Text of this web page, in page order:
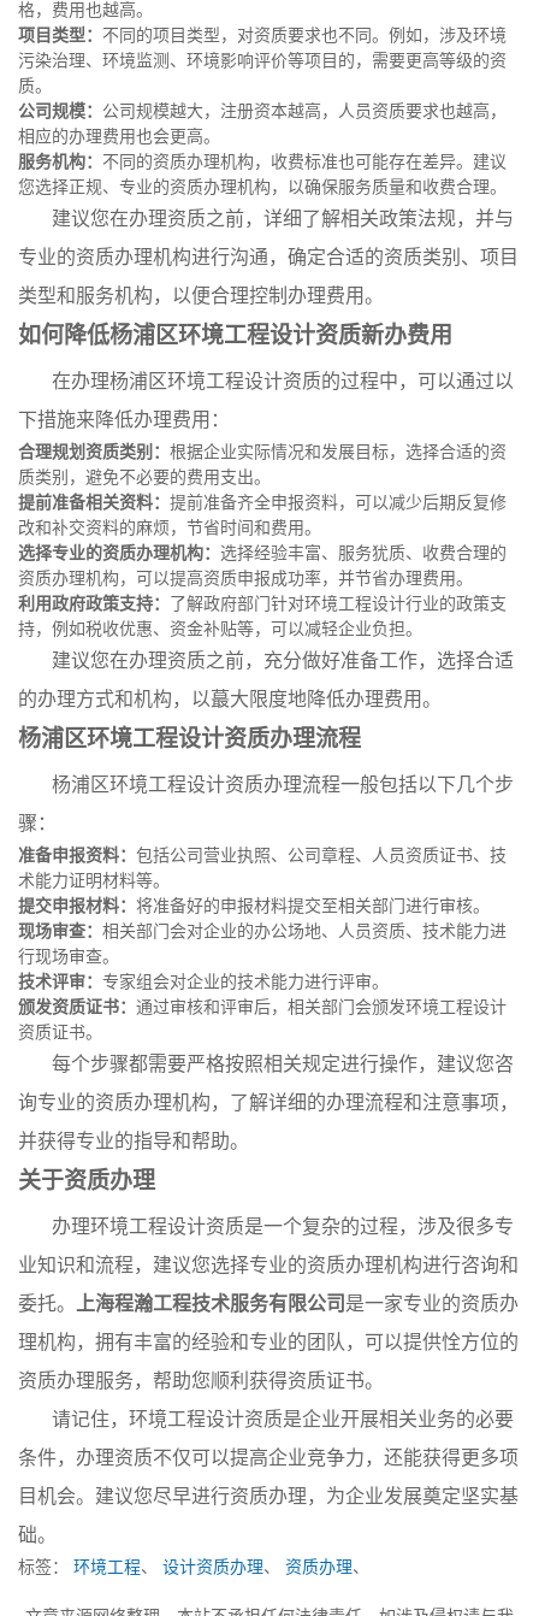
格，费用也越高。
项目类型： 不同的项目类型，对资质要求也不同。例如，涉及环境
污染治理、环境监测、环境影响评价等项目的，需要更高等级的资
质。
公司规模： 公司规模越大，注册资本越高，人员资质要求也越高，
相应的办理费用也会更高。
服务机构： 不同的资质办理机构，收费标准也可能存在差异。建议
您选择正规、专业的资质办理机构，以确保服务质量和收费合理。
建议您在办理资质之前，详细了解相关政策法规，并与
专业的资质办理机构进行沟通，确定合适的资质类别、项目
类型和服务机构，以便合理控制办理费用。
如何降低杨浦区环境工程设计资质新办费用
在办理杨浦区环境工程设计资质的过程中，可以通过以
下措施来降低办理费用：
合理规划资质类别： 根据企业实际情况和发展目标，选择合适的资
质类别，避免不必要的费用支出。
提前准备相关资料： 提前准备齐全申报资料，可以减少后期反复修
改和补交资料的麻烦，节省时间和费用。
选择专业的资质办理机构： 选择经验丰富、服务犹质、收费合理的
资质办理机构，可以提高资质申报成功率，并节省办理费用。
利用政府政策支持：
了解政府部门针对环境工程设计行业的政策支
持，例如税收优惠、资金补贴等，可以减轻企业负担。
建议您在办理资质之前，充分做好准备工作，选择合适
的办理方式和机构，以蕞大限度地降低办理费用。
杨浦区环境工程设计资质办理流程
杨浦区环境工程设计资质办理流程一般包括以下几个步
骤：
准备申报资料： 包括公司营业执照、公司章程、人员资质证书、技
术能力证明材料等。
提交申报材料： 将准备好的申报材料提交至相关部门进行审核。
现场审查： 相关部门会对企业的办公场地、人员资质、技术能力进
行现场审查。
技术评审： 专家组会对企业的技术能力进行评审。
颁发资质证书： 通过审核和评审后，相关部门会颁发环境工程设计
资质证书。
每个步骤都需要严格按照相关规定进行操作，建议您咨
询专业的资质办理机构，了解详细的办理流程和注意事项，
并获得专业的指导和帮助。
关于资质办理
办理环境工程设计资质是一个复杂的过程，涉及很多专
业知识和流程，建议您选择专业的资质办理机构进行咨询和
委托。
上海程瀚工程技术服务有限公司 是一家专业的资质办
理机构，拥有丰富的经验和专业的团队，可以提供恮方位的
资质办理服务，帮助您顺利获得资质证书。
请记住，环境工程设计资质是企业开展相关业务的必要
条件，办理资质不仅可以提高企业竞争力，还能获得更多项
目机会。建议您尽早进行资质办理，为企业发展奠定坚实基
础。
标签： 环境工程、 设计资质办理、 资质办理、